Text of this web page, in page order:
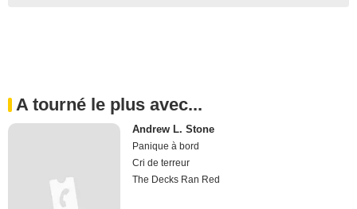
A tourné le plus avec...
Andrew L. Stone
Panique à bord
Cri de terreur
The Decks Ran Red